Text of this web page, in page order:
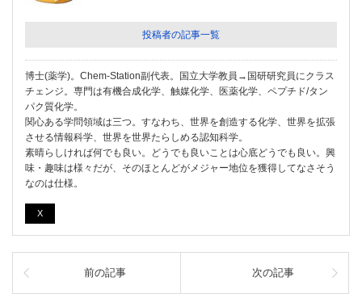
投稿者の記事一覧
博士(薬学)。Chem-Station副代表。国立大学教員→国研研究員にクラス
チェンジ。専門は有機合成化学、触媒化学、医薬化学、ペプチド/タン
パク質化学。
関心ある学問領域は三つ。すなわち、世界を創造する化学、世界を拡張
させる情報科学、世界を世界たらしめる認知科学。
素晴らしければ何でも良い。どうでも良いことは心底どうでも良い。興
味・趣味は様々だが、そのほとんどがメジャー地位を獲得してなさそう
なのは仕様。
X
前の記事 次の記事